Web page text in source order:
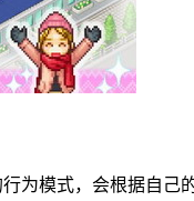
为模式，会根据自己